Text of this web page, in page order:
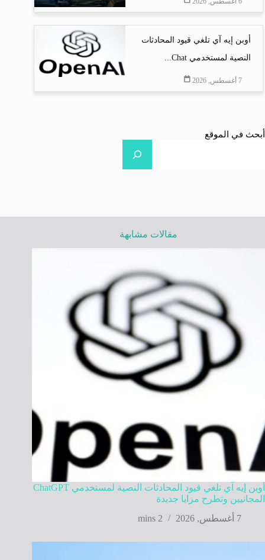
أوبن إيه آي تلغي قيود المحادثات
النصية لمستخدمي Chat...
7 أغسطس, 2026
أبحث في الموقع
مقالات مشابهة
أوبن إيه آي تلغي قيود المحادثات النصية لمستخدمي ChatGPT
المجانيين وتطرح مزايا جديدة
7 أغسطس, 2026
2 mins